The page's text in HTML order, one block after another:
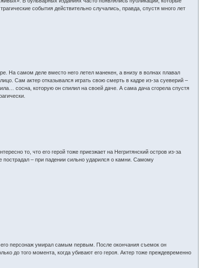
события действительно случались, правда, спустя много лет
На самом деле вместо него летел манекен, а внизу в волнах плавал
Сам актер отказывался играть свою смерть в кадре из-за суеверий –
сосна, которую он спилил на своей даче. А сама дача сгорела спустя
то, что его герой тоже приезжает на Негритянский остров из-за
– при падении сильно ударился о камни. Самому
его персонаж умирал самым первым. После окончания съемок он
до того момента, когда убивают его героя. Актер тоже преждевременно